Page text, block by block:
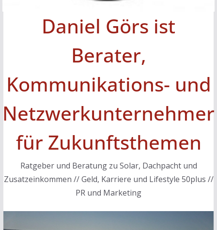
Daniel Görs ist
Berater,
Kommunikations- und
Netzwerkunternehmer
für Zukunftsthemen
Ratgeber und Beratung zu Solar, Dachpacht und
Zusatzeinkommen // Geld, Karriere und Lifestyle 50plus //
PR und Marketing